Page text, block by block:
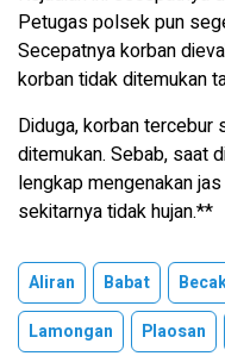
Petugas polsek pun
Secepatnya korban
korban tidak ditemukan
Diduga, korban tercebur
ditemukan. Sebab, saat
lengkap mengenakan
sekitarnya tidak hujan.**
Aliran Babat
Lamongan
Plaosan